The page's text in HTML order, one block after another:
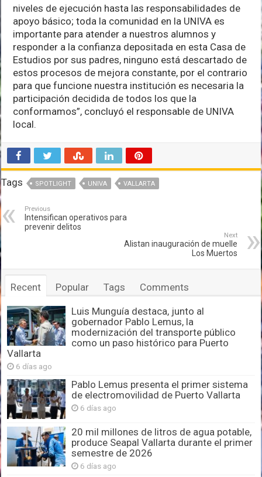
niveles de ejecución hasta las responsabilidades de
apoyo básico; toda la comunidad en la UNIVA es
importante para atender a nuestros alumnos y
responder a la confianza depositada en esta Casa de
Estudios por sus padres, ninguno está descartado de
estos procesos de mejora constante, por el contrario
para que funcione nuestra institución es necesaria la
participación decidida de todos los que la
conformamos”, concluyó el responsable de UNIVA
local.
Tags SPOTLIGHT UNIVA VALLARTA
Previous
Intensifican operativos para
prevenir delitos
Next
Alistan inauguración de muelle
Los Muertos
Recent Popular Tags Comments
Luis Munguía destaca, junto al
gobernador Pablo Lemus, la
modernización del transporte público
como un paso histórico para Puerto
Vallarta
6 días ago
Pablo Lemus presenta el primer sistema
de electromovilidad de Puerto Vallarta
6 días ago
20 mil millones de litros de agua potable,
produce Seapal Vallarta durante el primer
semestre de 2026
6 días ago